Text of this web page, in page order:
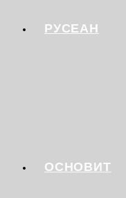
РУСЕАН
ОСНОВИТ